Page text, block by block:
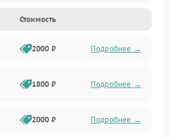
Стоимость
2000 ₽ Подробнее →
1800 ₽ Подробнее →
2000 ₽ Подробнее →